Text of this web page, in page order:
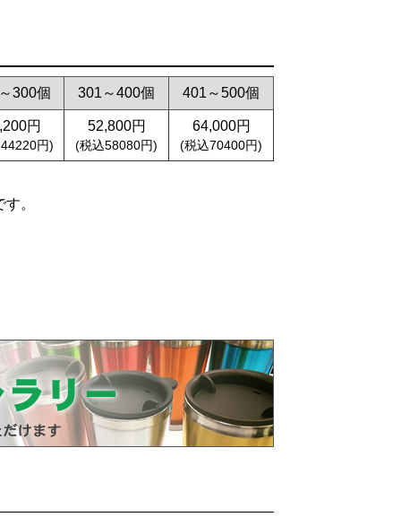
300個 301～400個 401～500個
円
円)
52,800円
(税込58080円)
64,000円
(税込70400円)
。